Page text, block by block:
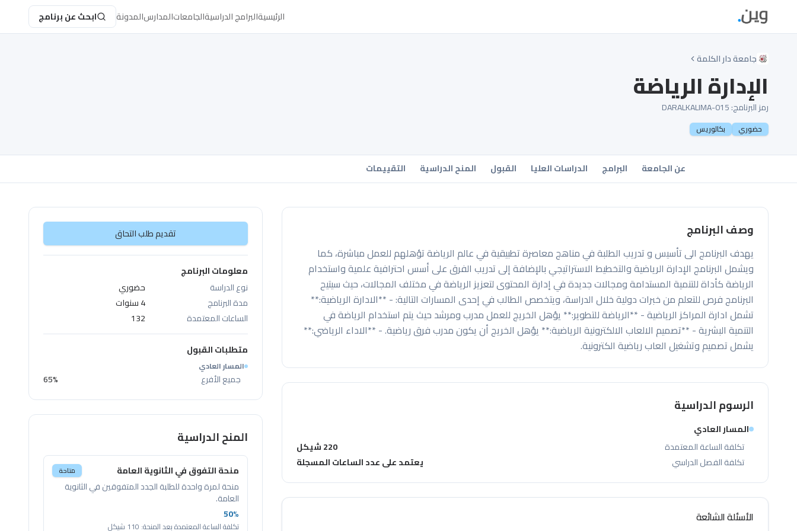
الرئيسيةالبرامج الدراسيةالجامعاتالمدارسالمدونة ابحث عن برنامج
جامعة دار الكلمة
الإدارة الرياضة
رمز البرنامج:DARALKALIMA-015
حضوري بكالوريس
عن الجامعة البرامج الدراسات العليا القبول المنح الدراسية التقييمات
وصف البرنامج
يهدف البرنامج الى تأسيس و تدريب الطلبة في مناهج معاصرة تطبيقية في عالم الرياضة تؤهلهم للعمل مباشرة، كما
ويشمل البرنامج الإدارة الرياضية والتخطيط الاستراتيجي بالإضافة إلى تدريب الفرق على أسس احترافية علمية واستخدام
الرياضة كأداة للتنمية المستدامة ومجالات جديدة في إدارة المحتوى لتعزيز الرياضة في مختلف المجالات، حيث سيتيح
البرنامج فرص للتعلم من خبرات دولية خلال الدراسة، ويتخصص الطالب في إحدى المسارات التالية: - **الادارة الرياضية:**
تشمل ادارة المراكز الرياضية - **الرياضة للتطوير:** يؤهل الخريج للعمل مدرب ومرشد حيث يتم استخدام الرياضة في
التنمية البشرية - **تصميم الالعاب الالكترونية الرياضية:** يؤهل الخريج أن يكون مدرب فرق رياضية. - **الاداء الرياضي:**
يشمل تصميم وتشغيل العاب رياضية الكترونية.
الرسوم الدراسية
المسار العادي
تكلفة الساعة المعتمدة
220 شيكل
تكلفة الفصل الدراسي
يعتمد على عدد الساعات المسجلة
الأسئلة الشائعة
تقديم طلب التحاق
معلومات البرنامج
نوع الدراسة
حضوري
مدة البرنامج
4 سنوات
الساعات المعتمدة
132
متطلبات القبول
المسار العادي
جميع الأفرع 65%
المنح الدراسية
منحة التفوق في الثانوية العامة متاحة
منحة لمرة واحدة للطلبة الجدد المتفوقين في الثانوية
العامة.
50%
تكلفة الساعة المعتمدة بعد المنحة: 110 شيكل